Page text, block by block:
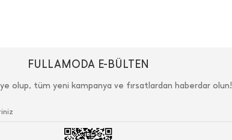
FULLAMODA E-BÜLTEN
olup, tüm yeni kampanya ve fırsatlardan haberdar olun!